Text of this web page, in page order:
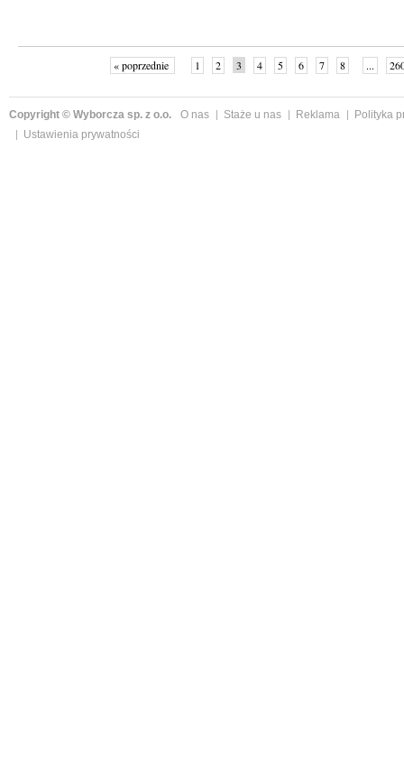
« poprzednie 1 2 3 4 5 6 7 8 ...
Copyright © Wyborcza sp. z o.o. O nas Staże u nas Reklama
Polityka
Ustawienia prywatności